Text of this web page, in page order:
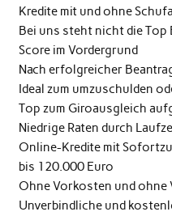
Kredite mit und ohne Schufa
Bei uns steht nicht die Top
Score im Vordergrund
Nach erfolgreicher
Ideal zum umzuschulden
Top zum Giroausgleich
Niedrige Raten durch
Online-Kredite mit
bis 120.000 Euro
Ohne Vorkosten und
Unverbindliche und